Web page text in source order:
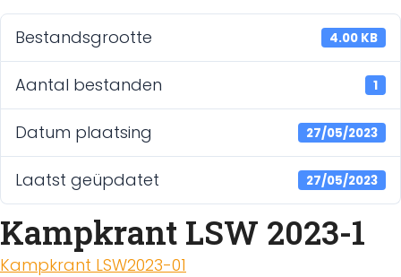
Bestandsgrootte 4.00 KB
Aantal bestanden 1
Datum plaatsing 27/05/2023
Laatst geüpdatet 27/05/2023
Kampkrant LSW 2023-1
Kampkrant LSW2023-01